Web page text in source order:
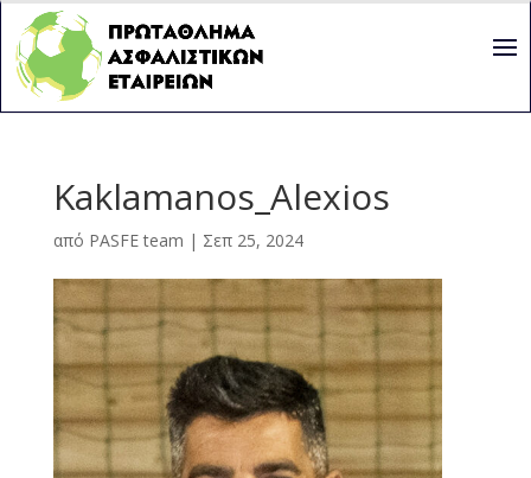
Kaklamanos_Alexios
από PASFE team | Σεπ 25, 2024